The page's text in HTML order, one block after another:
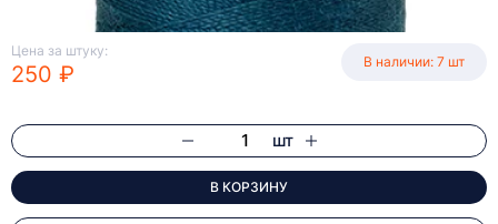
Цена за штуку:
250 ₽ В наличии: 7 шт
шт
В КОРЗИНУ